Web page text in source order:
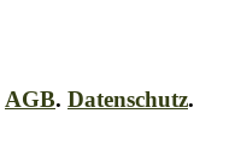
AGB. Datenschutz.